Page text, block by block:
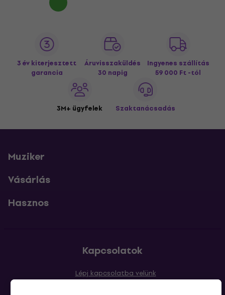
3 év kiterjesztett
garancia
Áruvisszaküldés
30 napig
Ingyenes szállítás
59 000 Ft -tól
3M+ ügyfelek Szaktanácsadás
Muziker
Vásárlás
Hasznos
Kapcsolatok
Lépj kapcsolatba velünk